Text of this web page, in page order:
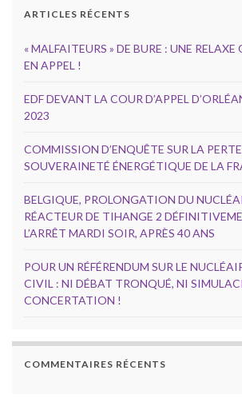
ARTICLES RÉCENTS
« MALFAITEURS » DE BURE : UNE
EN APPEL !
EDF DEVANT LA COUR D’APPEL
2023
COMMISSION D’ENQUÊTE SUR LA
SOUVERAINETÉ ÉNERGÉTIQUE DE LA
BELGIQUE, PROLONGATION DU
RÉACTEUR DE TIHANGE 2
L’ARRÊT MARDI SOIR, APRÈS 40 ANS
POUR UN RÉFÉRENDUM SUR LE
CIVIL : NI DÉBAT TRONQUÉ, NI
CONCERTATION !
COMMENTAIRES RÉCENTS